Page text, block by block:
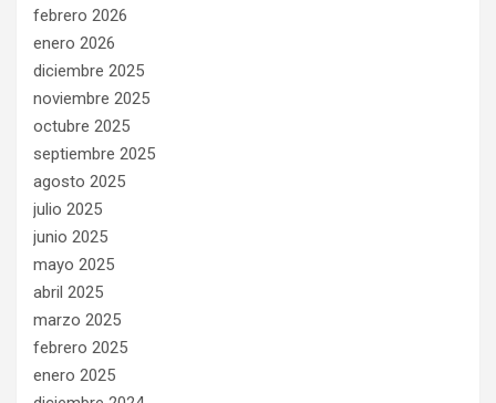
febrero 2026
enero 2026
diciembre 2025
noviembre 2025
octubre 2025
septiembre 2025
agosto 2025
julio 2025
junio 2025
mayo 2025
abril 2025
marzo 2025
febrero 2025
enero 2025